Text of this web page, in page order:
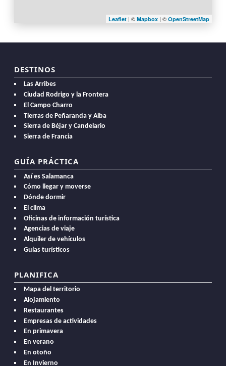
Leaflet| © Mapbox | © OpenStreetMap
DESTINOS
Las Arribes
Ciudad Rodrigo y la Frontera
El Campo Charro
Tierras de Peñaranda y Alba
Sierra de Béjar y Candelario
Sierra de Francia
GUÍA PRÁCTICA
Así es Salamanca
Cómo llegar y moverse
Dónde dormir
El clima
Oficinas de información turística
Agencias de viaje
Alquiler de vehículos
Guías turísticos
PLANIFICA
Mapa del territorio
Alojamiento
Restaurantes
Empresas de actividades
En primavera
En verano
En otoño
En Invierno